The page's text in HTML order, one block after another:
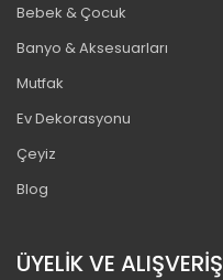
Bebek & Çocuk
Banyo & Aksesuarları
Mutfak
Ev Dekorasyonu
Çeyiz
Blog
ÜYELİK VE ALIŞVERİŞ